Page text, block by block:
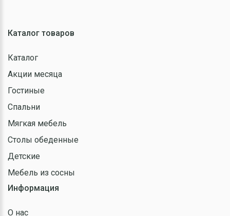
Каталог товаров
Каталог
Акции месяца
Гостиные
Спальни
Мягкая мебель
Столы обеденные
Детские
Мебель из сосны
Информация
О нас